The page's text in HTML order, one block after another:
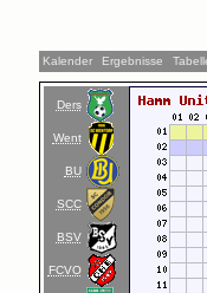
Kalender Ergebnisse
Ders
Went
BU
SCC
BSV
FCVO